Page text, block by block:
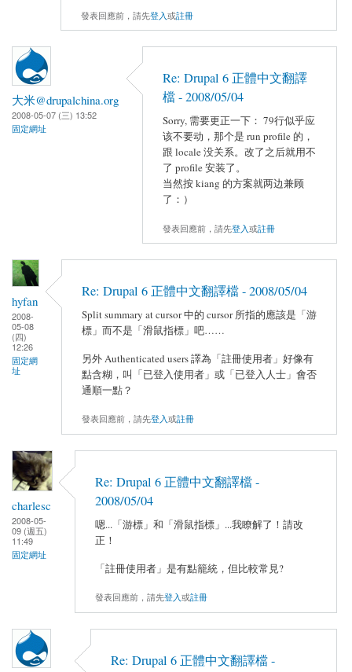
發表回應前，請先登入或註冊
大米@drupalchina.org
2008-05-07 (三) 13:52
固定網址
Re: Drupal 6 正體中文翻譯
檔 - 2008/05/04
Sorry, 需要更正一下： 79行似乎应
该不要动，那个是 run profile 的，
跟 locale 没关系。改了之后就用不
了 profile 安装了。
当然按 kiang 的方案就两边兼顾
了：）
發表回應前，請先登入或註冊
hyfan
2008-
05-08
(四)
12:26
固定網
址
Re: Drupal 6 正體中文翻譯檔 - 2008/05/04
Split summary at cursor 中的 cursor 所指的應該是「游
標」而不是「滑鼠指標」吧……
另外 Authenticated users 譯為「註冊使用者」好像有
點含糊，叫「已登入使用者」或「已登入人士」會否
通順一點？
發表回應前，請先登入或註冊
charlesc
2008-05-
09 (週五)
11:49
固定網址
Re: Drupal 6 正體中文翻譯檔 -
2008/05/04
嗯...「游標」和「滑鼠指標」...我瞭解了！請改
正！
「註冊使用者」是有點籠統，但比較常見?
發表回應前，請先登入或註冊
Re: Drupal 6 正體中文翻譯檔 -